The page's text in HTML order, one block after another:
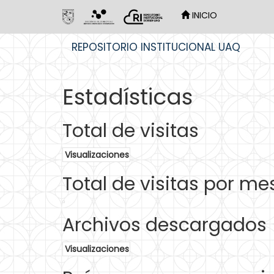
INICIO
REPOSITORIO INSTITUCIONAL UAQ
Estadísticas
Total de visitas
Visualizaciones
Total de visitas por
Archivos descargados
Visualizaciones